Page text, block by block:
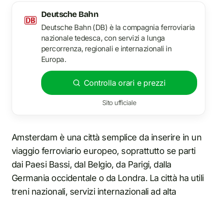
Deutsche Bahn
Deutsche Bahn (DB) è la compagnia ferroviaria
nazionale tedesca, con servizi a lunga
percorrenza, regionali e internazionali in
Europa.
Controlla orari e prezzi
Sito ufficiale
Amsterdam è una città semplice da inserire in un
viaggio ferroviario europeo, soprattutto se parti
dai Paesi Bassi, dal Belgio, da Parigi, dalla
Germania occidentale o da Londra. La città ha utili
treni nazionali, servizi internazionali ad alta